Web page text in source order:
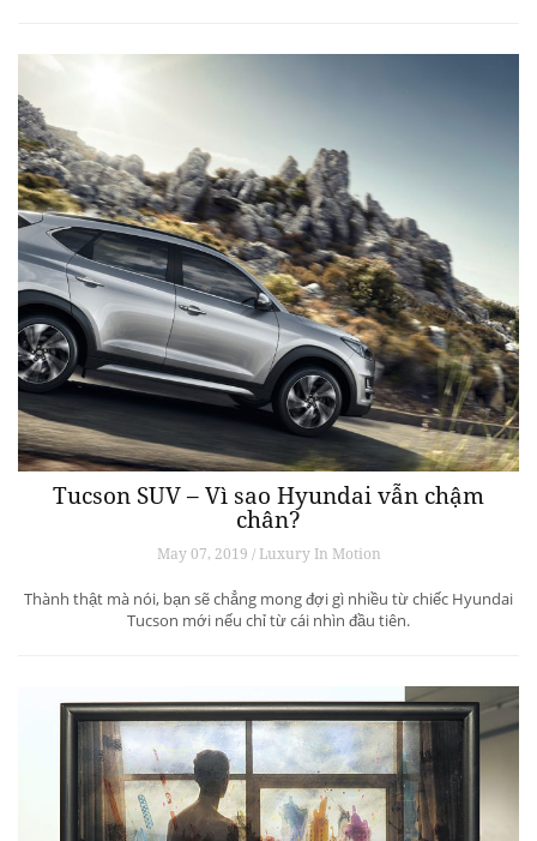
Tucson SUV – Vì sao Hyundai vẫn chậm
chân?
May 07, 2019 / Luxury In Motion
Thành thật mà nói, bạn sẽ chẳng mong đợi gì nhiều từ chiếc Hyundai
Tucson mới nếu chỉ từ cái nhìn đầu tiên.